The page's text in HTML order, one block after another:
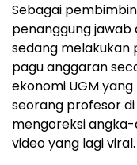
Sebagai
penanggung jawab
sedang melakukan
pagu anggaran
ekonomi UGM
seorang profesor di
mengoreksi
video yang lagi viral.